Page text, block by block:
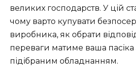
великих господарств. У цій
чому варто купувати
виробника, як обрати
переваги матиме ваша
підібраним обладнанням.